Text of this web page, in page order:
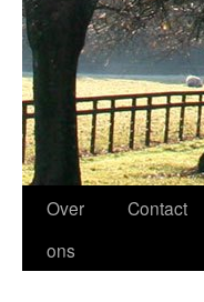
Spring
naar
Over
ons
Contact